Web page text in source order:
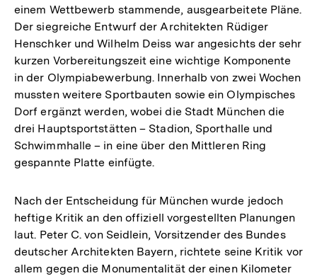
einem Wettbewerb stammende, ausgearbeitete Pläne.
Der siegreiche Entwurf der Architekten Rüdiger
Henschker und Wilhelm Deiss war angesichts der sehr
kurzen Vorbereitungszeit eine wichtige Komponente
in der Olympiabewerbung. Innerhalb von zwei Wochen
mussten weitere Sportbauten sowie ein Olympisches
Dorf ergänzt werden, wobei die Stadt München die
drei Hauptsportstätten – Stadion, Sporthalle und
Schwimmhalle – in eine über den Mittleren Ring
gespannte Platte einfügte.
Nach der Entscheidung für München wurde jedoch
heftige Kritik an den offiziell vorgestellten Planungen
laut. Peter C. von Seidlein, Vorsitzender des Bundes
deutscher Architekten Bayern, richtete seine Kritik vor
allem gegen die Monumentalität der einen Kilometer